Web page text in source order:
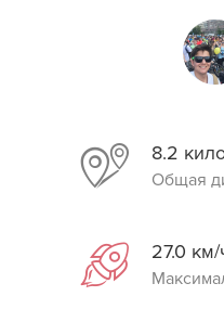
8.2
Общая
27.0 км/